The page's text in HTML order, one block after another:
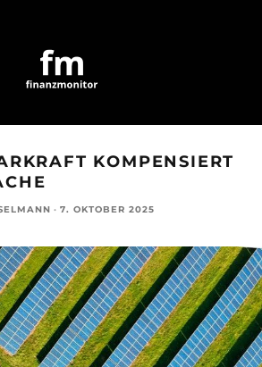
KOMPENSIERT
· 7. OKTOBER 2025